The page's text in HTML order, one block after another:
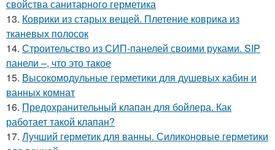
свойства санитарного герметика
13. Коврики из старых вещей. Плетение коврика из
тканевых полосок
14. Строительство из СИП-панелей своими руками. SIP
панели –, что это такое
15. Высокомодульные герметики для душевых кабин и
ванных комнат
16. Предохранительный клапан для бойлера. Как
работает такой клапан?
17. Лучший герметик для ванны. Силиконовые герметики